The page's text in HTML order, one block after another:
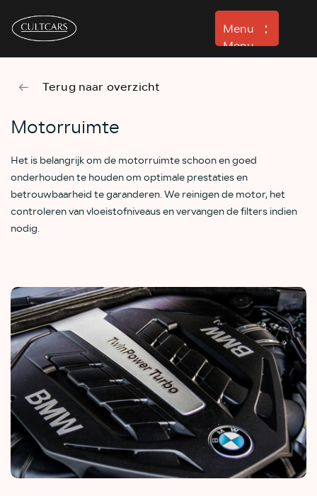
Menu
Menu
Aanbod
Verhuur
Werkplaats
Verkocht
Over ons
Terug naar overzicht
Motorruimte
Het is belangrijk om de motorruimte schoon en goed
onderhouden te houden om optimale prestaties en
betrouwbaarheid te garanderen. We reinigen de motor, het
controleren van vloeistofniveaus en vervangen de filters indien
nodig.